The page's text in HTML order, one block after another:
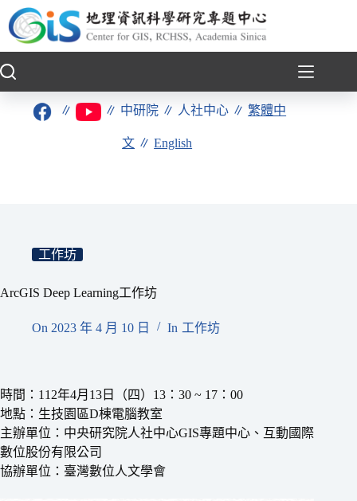
至
要
∥ ∥ 中研院 ∥ 人社中心 ∥繁體中
文 ∥English
工作坊
ArcGIS Deep Learning工作坊
On 2023 年 4 月 10 日 In 工作坊
時間：112年4月13日（四）13：30 ~ 17：00
地點：生技園區D棟電腦教室
主辦單位：中央研究院人社中心GIS專題中心、互動國際
數位股份有限公司
協辦單位：臺灣數位人文學會